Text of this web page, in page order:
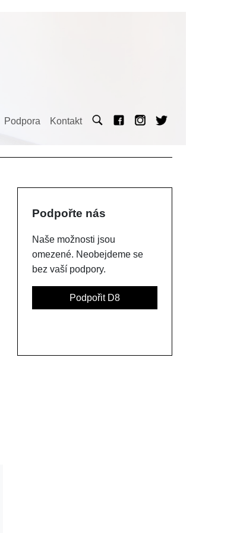
Podpora Kontakt
Podpořte nás
Naše možnosti jsou
omezené. Neobejdeme se
bez vaší podpory.
Podpořit D8